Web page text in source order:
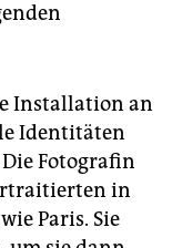
Installation an
Identitäten
Fotografin
in
Paris. Sie